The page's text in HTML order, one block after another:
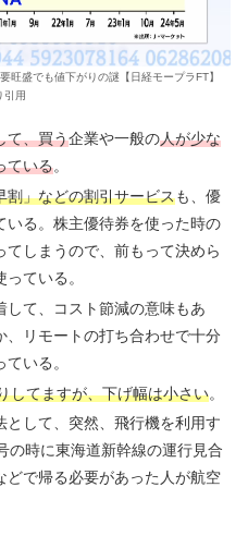
盛でも値下がりの謎【日経モープラFT】
引用
て、買う企業や一般の人が少な
ている。
割」などの割引サービスも、優
いる。株主優待券を使った時の
しまうので、前もって決めら
ている。
て、コスト節減の意味もあ
、リモートの打ち合わせで十分
いる。
してますが、下げ幅は小さい。
して、突然、飛行機を利用す
の時に東海道新幹線の運行見合
どで帰る必要があった人が航空